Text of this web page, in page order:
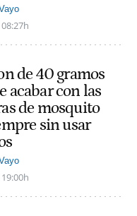
08:27h
de 40 gramos
acabar con las
de mosquito
sin usar
19:00h